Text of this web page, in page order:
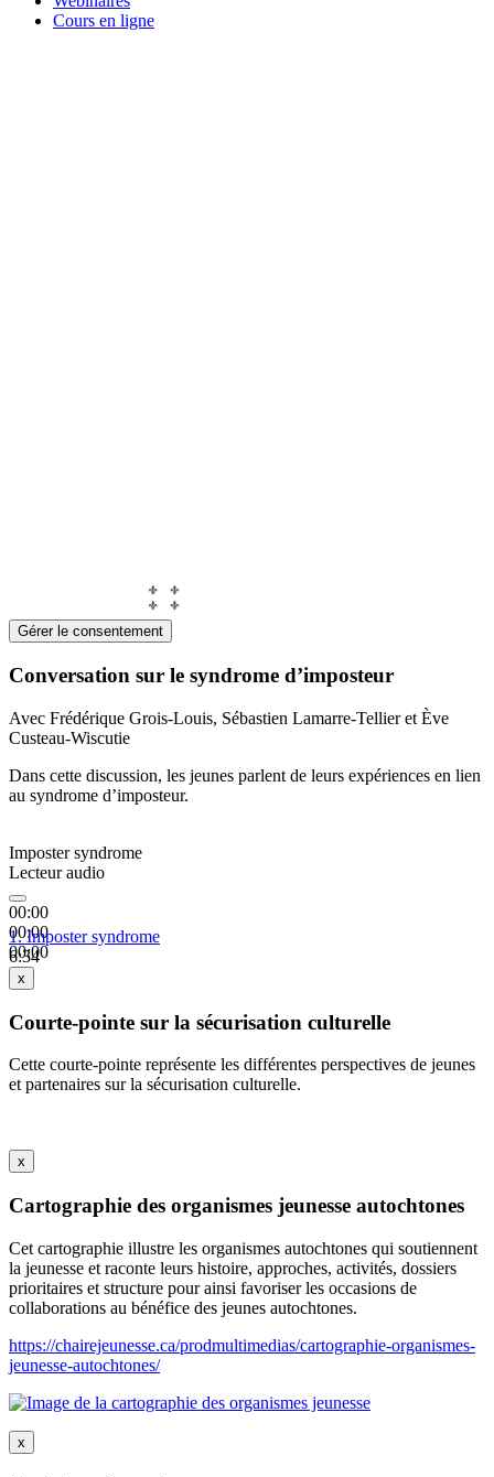
Cours en ligne
Gérer le consentement
Conversation sur le syndrome d’imposteur
Avec Frédérique Grois-Louis, Sébastien Lamarre-Tellier et Ève
Custeau-Wiscutie
Dans cette discussion, les jeunes parlent de leurs expériences en lien
au syndrome d’imposteur.
Imposter syndrome
Lecteur audio
00:00
00:00
00:00
1.Imposter syndrome
6:34
x
Courte-pointe sur la sécurisation culturelle
Cette courte-pointe représente les différentes perspectives de jeunes
et partenaires sur la sécurisation culturelle.
x
Cartographie des organismes jeunesse autochtones
Cet cartographie illustre les organismes autochtones qui soutiennent
la jeunesse et raconte leurs histoire, approches, activités, dossiers
prioritaires et structure pour ainsi favoriser les occasions de
collaborations au bénéfice des jeunes autochtones.
https://chairejeunesse.ca/prodmultimedias/cartographie-organismes-
jeunesse-autochtones/
x